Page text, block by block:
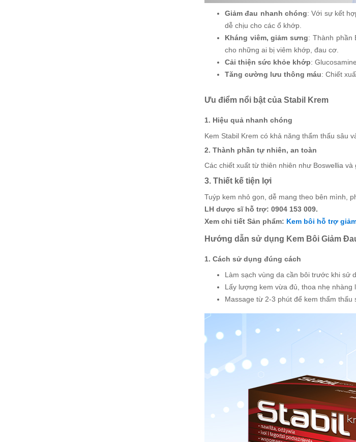
Giảm đau nhanh chóng: Với sự kết
dễ chịu cho các ổ khớp.
Kháng viêm, giảm sưng: Thành phần
cho những ai bị viêm khớp, đau cơ.
Cải thiện sức khỏe khớp:
Tăng cường lưu thông máu: Chiết
Ưu điểm nổi bật của Stabil Krem
1. Hiệu quả nhanh chóng
Kem Stabil Krem có khả năng thẩm thấu sâu
2. Thành phần tự nhiên, an toàn
Các chiết xuất từ thiên nhiên như Boswellia
3. Thiết kế tiện lợi
Tuýp kem nhỏ gọn, dễ mang theo bên mình,
LH dược sĩ hỗ trợ: 0904 153 009.
Xem chi tiết Sản phẩm: Kem bôi hỗ trợ
Hướng dẫn sử dụng Kem Bôi Giảm
1. Cách sử dụng đúng cách
Làm sạch vùng da cần bôi trước khi sử
Lấy lượng kem vừa đủ, thoa nhẹ nhàng
Massage từ 2-3 phút để kem thẩm thấu